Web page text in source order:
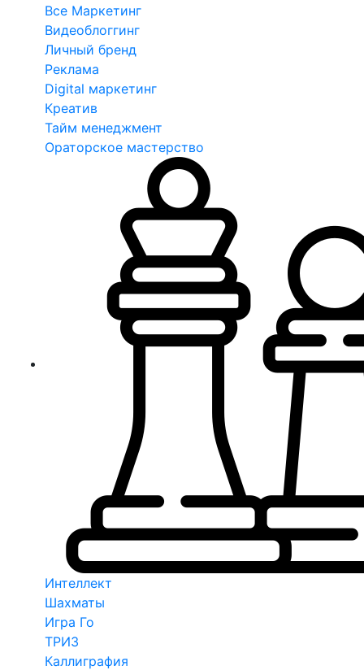
Все Маркетинг
Видеоблоггинг
Личный бренд
Реклама
Digital маркетинг
Креатив
Тайм менеджмент
Ораторское мастерство
Интеллект
Шахматы
Игра Го
ТРИЗ
Каллиграфия